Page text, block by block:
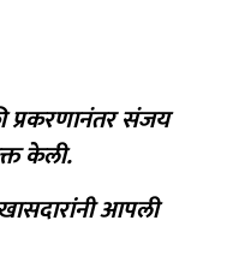
प्रकरणानंतर संजय
केली.
आपली